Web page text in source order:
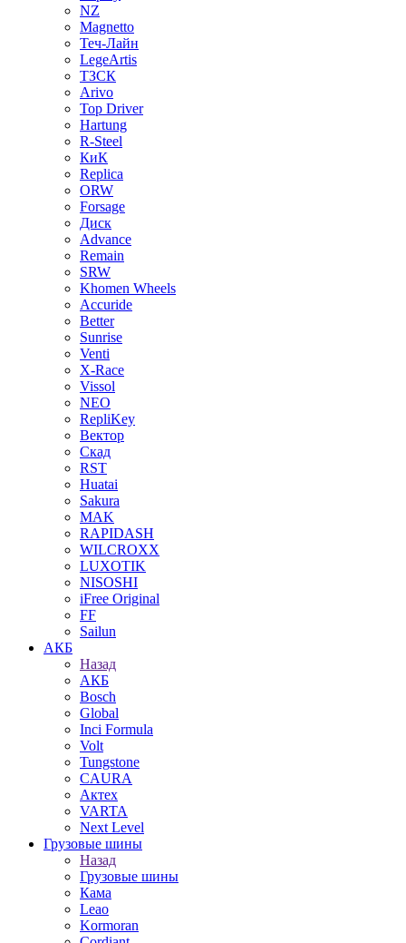
NZ
Magnetto
Теч-Лайн
LegeArtis
ТЗСК
Arivo
Top Driver
Hartung
R-Steel
КиК
Replica
ORW
Forsage
Диск
Advance
Remain
SRW
Khomen Wheels
Accuride
Better
Sunrise
Venti
X-Race
Vissol
NEO
RepliKey
Вектор
Скад
RST
Huatai
Sakura
MAK
RAPIDASH
WILCROXX
LUXOTIK
NISOSHI
iFree Original
FF
Sailun
АКБ
Назад
АКБ
Bosch
Global
Inci Formula
Volt
Tungstone
CAURA
Актех
VARTA
Next Level
Грузовые шины
Назад
Грузовые шины
Кама
Leao
Kormoran